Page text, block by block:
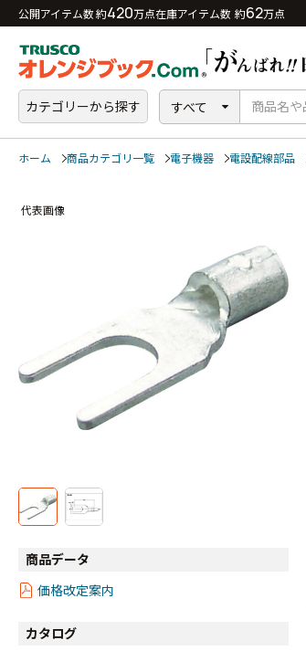
公開アイテム数 約420万点在庫アイテム数 約62万点
カテゴリーから探す すべて
ホーム 商品カテゴリ一覧 電子機器 電設配線部品
代表画像
商品データ
価格改定案内
カタログ